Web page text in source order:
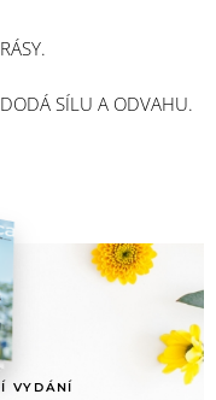
SÍLU A ODVAHU.
VYDÁNÍ